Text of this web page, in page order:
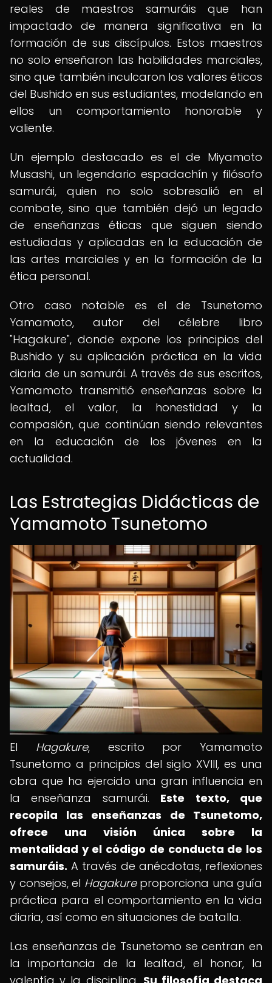
reales de maestros samuráis que han
impactado de manera significativa en la
formación de sus discípulos. Estos maestros
no solo enseñaron las habilidades marciales,
sino que también inculcaron los valores éticos
del Bushido en sus estudiantes, modelando en
ellos un comportamiento honorable y
valiente.
Un ejemplo destacado es el de Miyamoto
Musashi, un legendario espadachín y filósofo
samurái, quien no solo sobresalió en el
combate, sino que también dejó un legado
de enseñanzas éticas que siguen siendo
estudiadas y aplicadas en la educación de
las artes marciales y en la formación de la
ética personal.
Otro caso notable es el de Tsunetomo
Yamamoto, autor del célebre libro
"Hagakure", donde expone los principios del
Bushido y su aplicación práctica en la vida
diaria de un samurái. A través de sus escritos,
Yamamoto transmitió enseñanzas sobre la
lealtad, el valor, la honestidad y la
compasión, que continúan siendo relevantes
en la educación de los jóvenes en la
actualidad.
Las Estrategias Didácticas de
Yamamoto Tsunetomo
El Hagakure, escrito por Yamamoto
Tsunetomo a principios del siglo XVIII, es una
obra que ha ejercido una gran influencia en
la enseñanza samurái. Este texto, que
recopila las enseñanzas de Tsunetomo,
ofrece una visión única sobre la
mentalidad y el código de conducta de los
samuráis. A través de anécdotas, reflexiones
y consejos, el Hagakureproporciona una guía
práctica para el comportamiento en la vida
diaria, así como en situaciones de batalla.
Las enseñanzas de Tsunetomo se centran en
la importancia de la lealtad, el honor, la